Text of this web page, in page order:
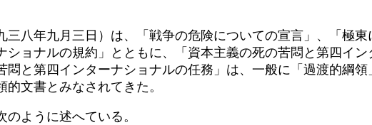
八年九月三日）は、「戦争の危険についての宣言」、「極
ョナルの規約」とともに、「資本主義の死の苦悶と第四イ
と第四インターナショナルの任務」は、一般に「過渡的綱
文書とみなされてきた。
ように述へている。